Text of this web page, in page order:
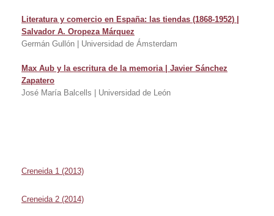
Literatura y comercio en España: las tiendas (1868-1952) |
Salvador A. Oropeza Márquez
Germán Gullón | Universidad de Ámsterdam
Max Aub y la escritura de la memoria | Javier Sánchez
Zapatero
José María Balcells | Universidad de León
Creneida 1 (2013)
Creneida 2 (2014)